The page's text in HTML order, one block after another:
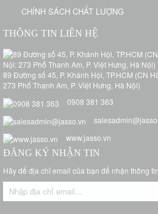
CHÍNH SÁCH CHẤT LƯỢNG
THÔNG TIN LIÊN HỆ
89 Đường số 45, P. Khánh Hội, TP.HCM (CN
273 Phố Thanh Am, P. Việt Hưng, Hà Nội)
0908 381 363
www.jasso.vn
ĐĂNG KÝ NHẬN TIN
Hãy để địa chỉ email của bạn để nhận thông